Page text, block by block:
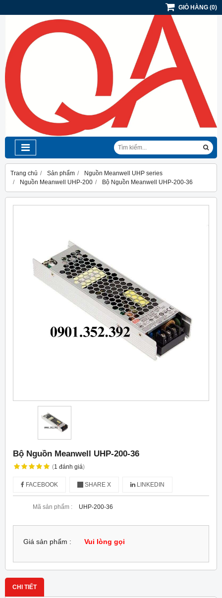
GIỎ HÀNG (0)
Trang chủ Sản phẩm
Nguồn Meanwell UHP series
Nguồn Meanwell UHP-200
Bộ Nguồn Meanwell UHP-200-36
Bộ Nguồn Meanwell UHP-200-36
(1 đánh giá)
FACEBOOK SHARE X LINKEDIN
Mã sản phẩm : UHP-200-36
Giá sản phẩm : Vui lòng gọi
CHI TIẾT